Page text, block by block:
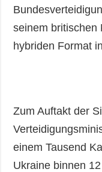
seinem britischen
hybriden Format
Zum Auftakt der
einem Tausend
Ukraine binnen